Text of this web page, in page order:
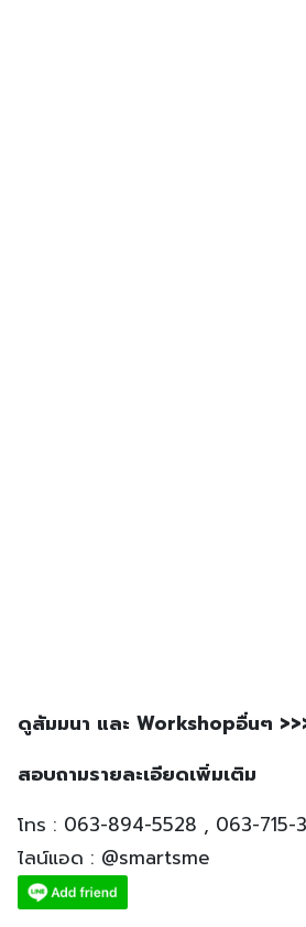
ดูสัมมนา และ Workshopอื่นๆ
สอบถามรายละเอียดเพิ่มเติม
โทร : 063-894-5528 , 063-715-
ไลน์แอด : @smartsme